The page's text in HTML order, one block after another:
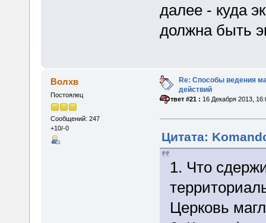
далее - куда
должна быть
Волхв
Постоялец
Сообщений: 247
+10/-0
Re: Способы ведения
действий
«Ответ #21 : 16 Декабря 2013,
Цитата:
1. Что
Церковь